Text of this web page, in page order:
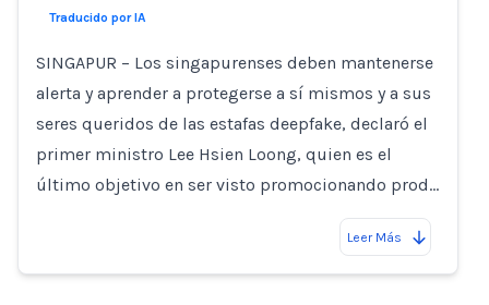
Traducido por IA
SINGAPUR – Los singapurenses deben mantenerse
alerta y aprender a protegerse a sí mismos y a sus
seres queridos de las estafas deepfake, declaró el
primer ministro Lee Hsien Loong, quien es el
último objetivo en ser visto promocionando prod…
Leer Más